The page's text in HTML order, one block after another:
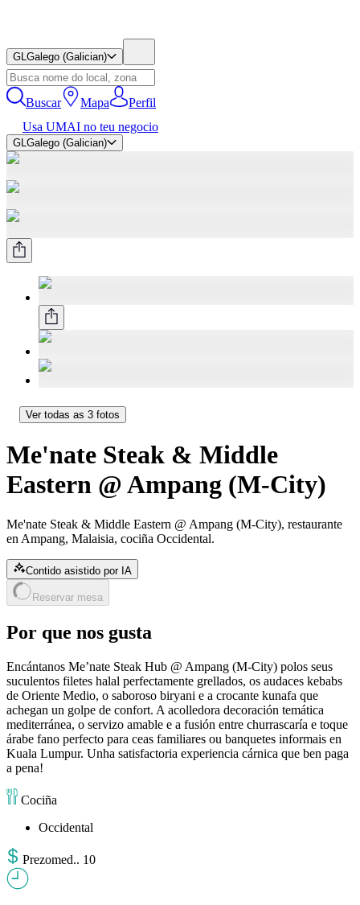
GLGalego (Galician)
Buscar Mapa
Perfil
Usa UMAI no teu negocio
GLGalego (Galician)
Ver todas as 3 fotos
Me'nate Steak & Middle
Eastern @ Ampang (M-City)
Me'nate Steak & Middle Eastern @ Ampang (M-City), restaurante
en Ampang, Malaisia, cociña Occidental.
Contido asistido por IA
Reservar mesa
Por que nos gusta
Encántanos Me’nate Steak Hub @ Ampang (M-City) polos seus
suculentos filetes halal perfectamente grellados, os audaces kebabs
de Oriente Medio, o saboroso biryani e a crocante kunafa que
achegan un golpe de confort. A acolledora decoración temática
mediterránea, o servizo amable e a fusión entre churrascaría e toque
árabe fano perfecto para ceas familiares ou banquetes informais en
Kuala Lumpur. Unha satisfactoria experiencia cárnica que ben paga
a pena!
Cociña
Occidental
Prezomed.. 10